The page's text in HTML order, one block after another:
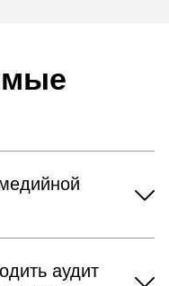
аудит